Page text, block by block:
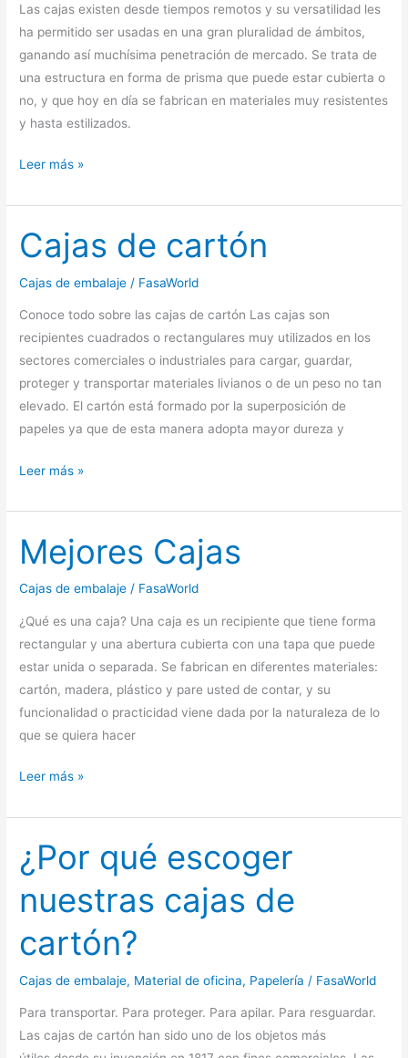
Las cajas existen desde tiempos remotos y su versatilidad les
ha permitido ser usadas en una gran pluralidad de ámbitos,
ganando así muchísima penetración de mercado. Se trata de
una estructura en forma de prisma que puede estar cubierta o
no, y que hoy en día se fabrican en materiales muy resistentes
y hasta estilizados.
Tipos
cajas
Leer más »
Cajas de cartón
Cajas de embalaje / FasaWorld
Conoce todo sobre las cajas de cartón Las cajas son
recipientes cuadrados o rectangulares muy utilizados en los
sectores comerciales o industriales para cargar, guardar,
proteger y transportar materiales livianos o de un peso no tan
elevado. El cartón está formado por la superposición de
papeles ya que de esta manera adopta mayor dureza y
Cajas
cartón
Leer más »
Mejores Cajas
Cajas de embalaje / FasaWorld
¿Qué es una caja? Una caja es un recipiente que tiene forma
rectangular y una abertura cubierta con una tapa que puede
estar unida o separada. Se fabrican en diferentes materiales:
cartón, madera, plástico y pare usted de contar, y su
funcionalidad o practicidad viene dada por la naturaleza de lo
que se quiera hacer
Mejores
Leer más »
¿Por qué escoger
nuestras cajas de
cartón?
Cajas de embalaje, Material de oficina, Papelería / FasaWorld
Para transportar. Para proteger. Para apilar. Para resguardar.
Las cajas de cartón han sido uno de los objetos más